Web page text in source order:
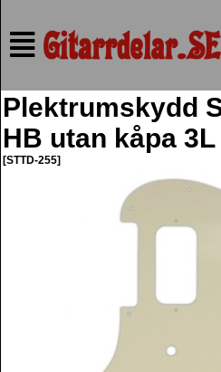
Plektrumskydd
HB utan kåpa
[STTD-255]